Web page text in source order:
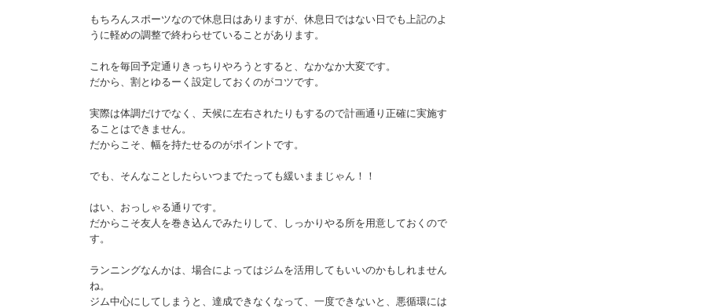
もちろんスポーツなので休息日はありますが、休息日ではない日でも上記のよ
うに軽めの調整で終わらせていることがあります。
これを毎回予定通りきっちりやろうとすると、なかなか大変です。
だから、割とゆるーく設定しておくのがコツです。
実際は体調だけでなく、天候に左右されたりもするので計画通り正確に実施す
ることはできません。
だからこそ、幅を持たせるのがポイントです。
でも、そんなことしたらいつまでたっても緩いままじゃん！！
はい、おっしゃる通りです。
だからこそ友人を巻き込んでみたりして、しっかりやる所を用意しておくので
す。
ランニングなんかは、場合によってはジムを活用してもいいのかもしれません
ね。
ジム中心にしてしまうと、達成できなくなって、一度できないと、悪循環には